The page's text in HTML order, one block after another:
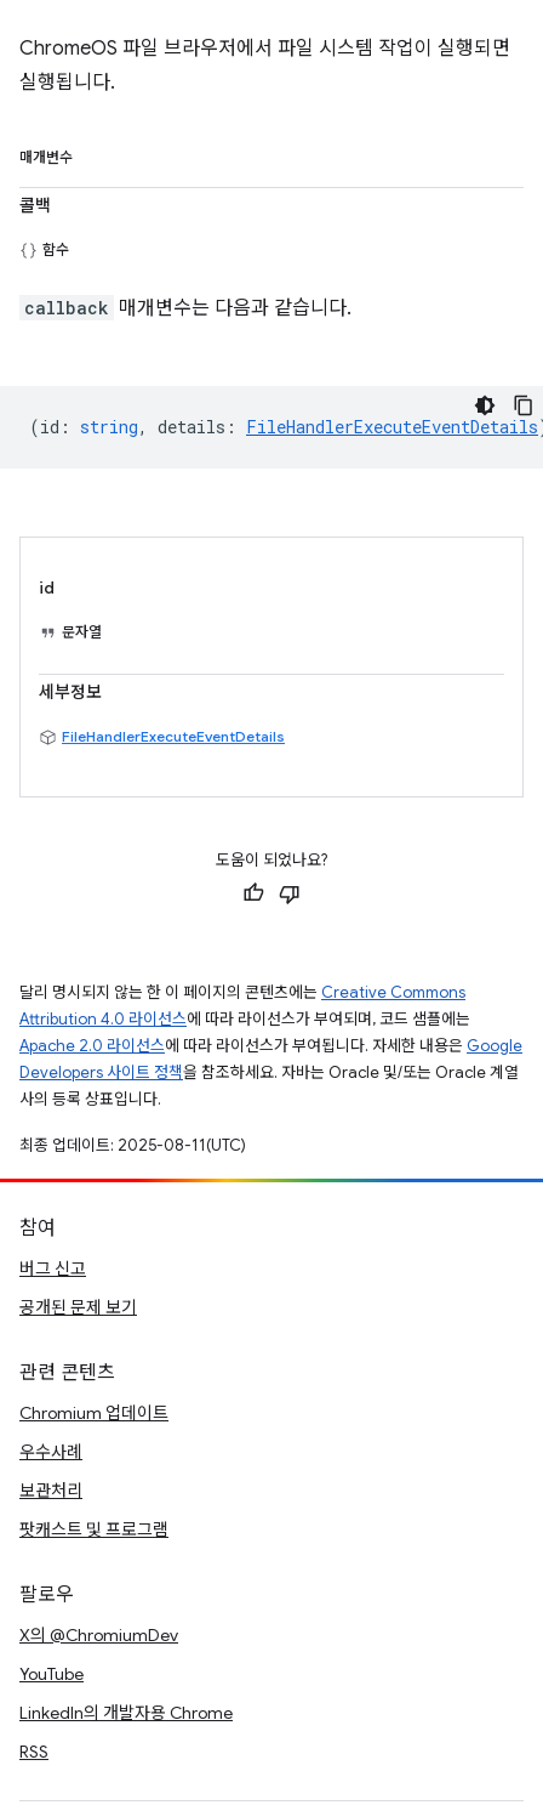
ChromeOS 파일 브라우저에서 파일 시스템 작업이 실행되면
실행됩니다.
매개변수
콜백
함수
callback 매개변수는 다음과 같습니다.
(id : string, details : FileHandlerExecuteEventDetails
id
문자열
세부정보
FileHandlerExecuteEventDetails
도움이 되었나요?
달리 명시되지 않는 한 이 페이지의 콘텐츠에는 Creative Commons
Attribution 4.0 라이선스에 따라 라이선스가 부여되며, 코드 샘플에는
Apache 2.0 라이선스에 따라 라이선스가 부여됩니다. 자세한 내용은 Google
Developers 사이트 정책을 참조하세요. 자바는 Oracle 및/또는 Oracle 계열
사의 등록 상표입니다.
최종 업데이트: 2025-08-11(UTC)
참여
버그 신고
공개된 문제 보기
관련 콘텐츠
Chromium 업데이트
우수사례
보관처리
팟캐스트 및 프로그램
팔로우
X의 @ChromiumDev
YouTube
LinkedIn의 개발자용 Chrome
RSS